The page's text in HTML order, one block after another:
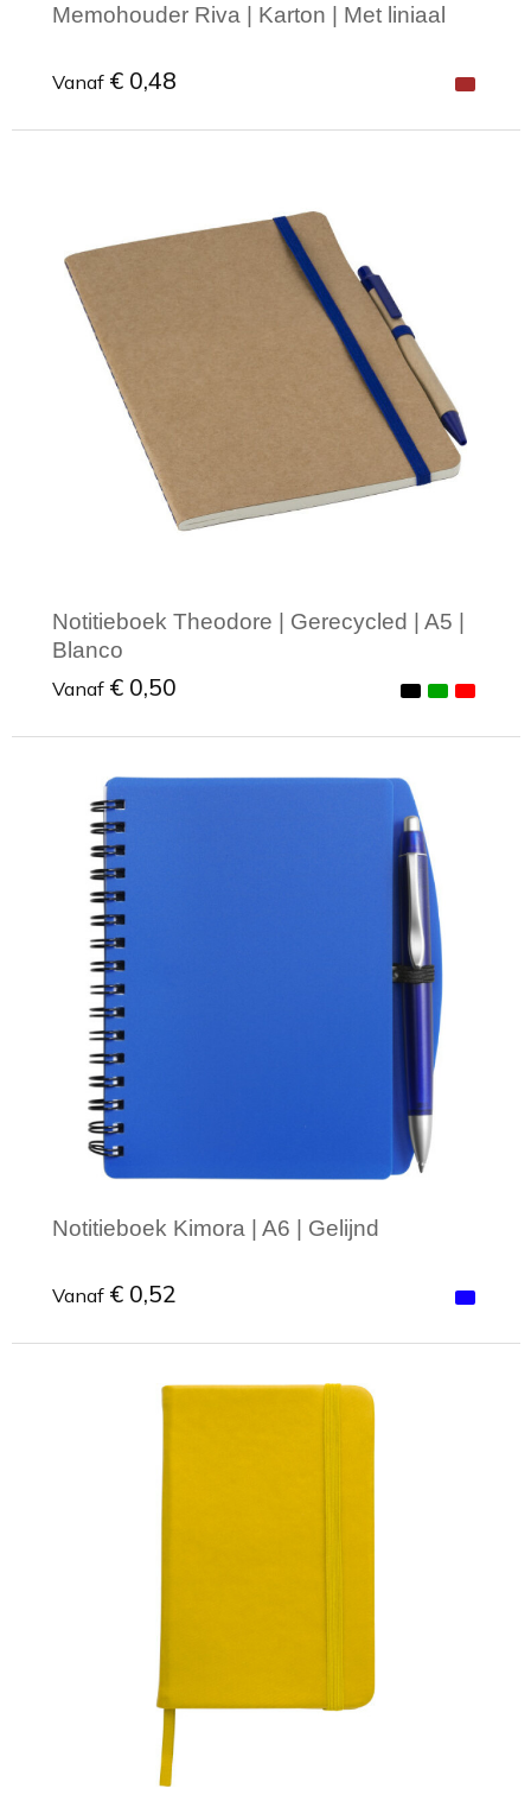
Memohouder Riva | Karton | Met liniaal
Vanaf € 0,48
Minimale afname: 1
Notitieboek Theodore | Gerecycled | A5 |
Blanco
Vanaf € 0,50
Minimale afname: 1
Notitieboek Kimora | A6 | Gelijnd
Vanaf € 0,52